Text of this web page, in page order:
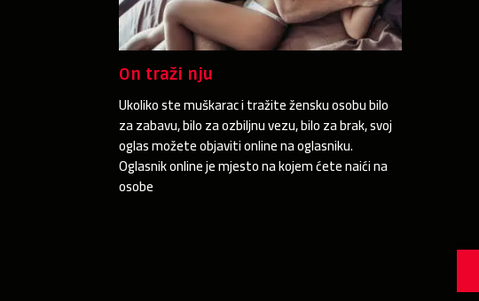
On traži nju
Ukoliko ste muškarac i tražite žensku osobu bilo
za zabavu, bilo za ozbiljnu vezu, bilo za brak, svoj
oglas možete objaviti online na oglasniku.
Oglasnik online je mjesto na kojem ćete naići na
osobe